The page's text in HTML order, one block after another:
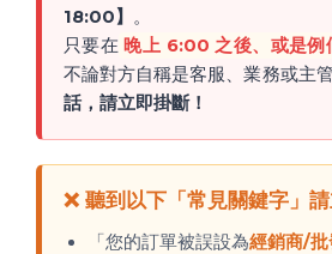
18:00】 。
只要在 晚上 6:00 之後、或是例
不論對方自稱是客服、業務或主管
話，請立即掛斷！
❌ 聽到以下「常見關鍵字」請
「您的訂單被誤設為經銷商/批